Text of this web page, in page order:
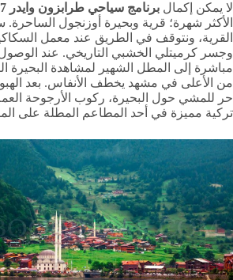
لا يمكن إكمال برنامج سياحي طرابزون وايدر 7 ايام
الأكثر شهرة؛ قرية وبحيرة أوزنجول
القرية، ونتوقف في الطريق عند معمل
وجسر كرميتلي الخشبي التاريخي. عند
مباشرة إلى المطل الشهير لمشاهدة البحيرة
من الأعلى في مشهد يخطف الأنفاس. بعد
حر للمشي حول البحيرة، ركوب الأرجوحة
تركية مميزة في أحد المطاعم المطلة على